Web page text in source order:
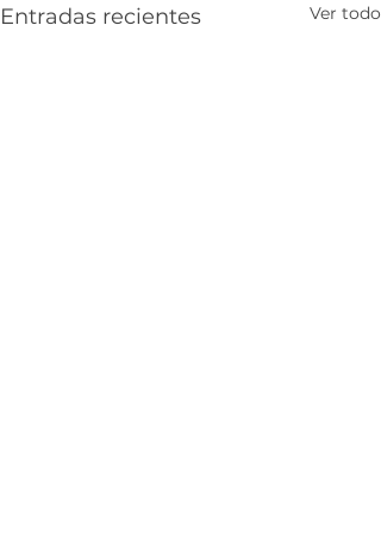
Entradas recientes Ver todo